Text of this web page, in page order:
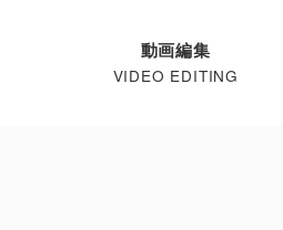
動画編集
VIDEO EDITING